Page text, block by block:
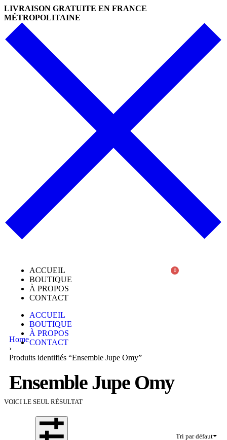
LIVRAISON GRATUITE EN FRANCE
MÉTROPOLITAINE
ACCUEIL
BOUTIQUE
À PROPOS
CONTACT
ACCUEIL
BOUTIQUE
À PROPOS
CONTACT
0
Home
›
Produits identifiés “Ensemble Jupe Omy”
Ensemble Jupe Omy
VOICI LE SEUL RÉSULTAT
Tri par défaut